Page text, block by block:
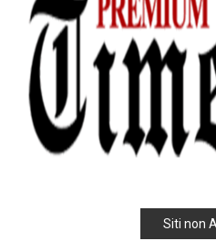
Siti non